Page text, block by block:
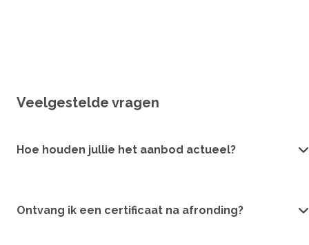
Veelgestelde vragen
Hoe houden jullie het aanbod actueel?
Ontvang ik een certificaat na afronding?